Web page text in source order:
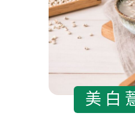
美白